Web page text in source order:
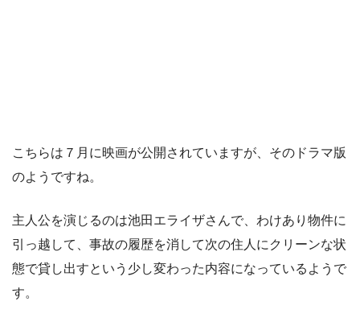
こちらは７月に映画が公開されていますが、そのドラマ版
のようですね。
主人公を演じるのは池田エライザさんで、わけあり物件に
引っ越して、事故の履歴を消して次の住人にクリーンな状
態で貸し出すという少し変わった内容になっているようで
す。